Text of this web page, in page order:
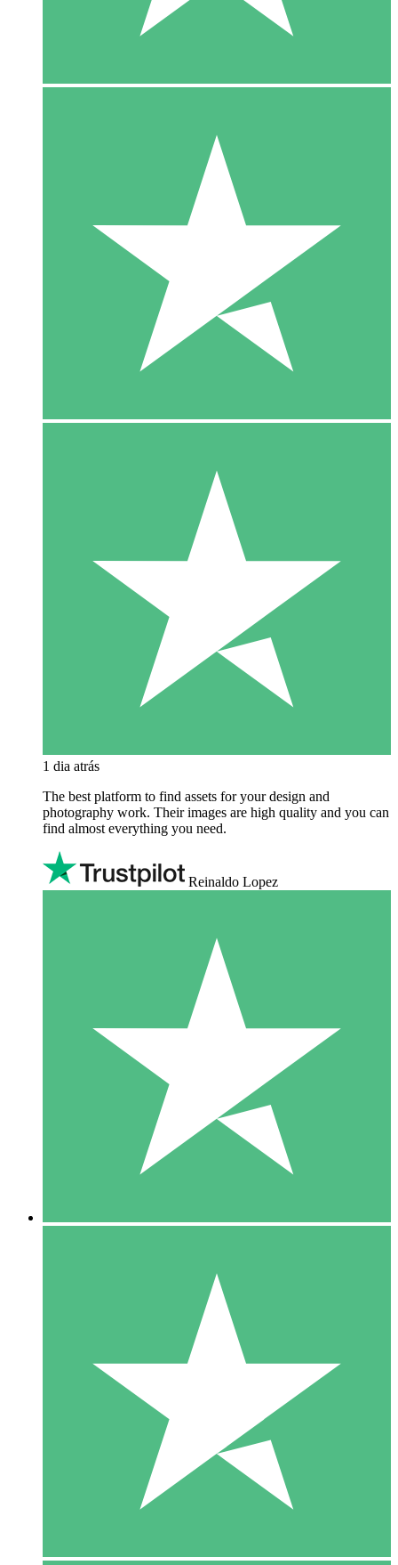
1 dia atrás
The best platform to find assets for your design and
photography work. Their images are high quality and you can
find almost everything you need.
Reinaldo Lopez